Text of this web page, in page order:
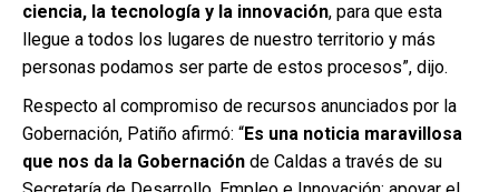
ciencia, la tecnología y la innovación, para que esta
llegue a todos los lugares de nuestro territorio y más
personas podamos ser parte de estos procesos”, dijo.
Respecto al compromiso de recursos anunciados por la
Gobernación, Patiño afirmó: “Es una noticia maravillosa
que nos da la Gobernación de Caldas a través de su